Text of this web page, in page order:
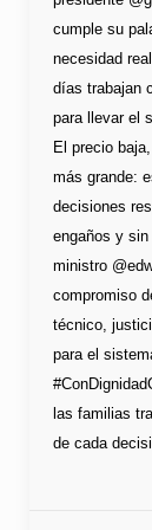
cumple su
necesidad
días trabajan
para llevar el
El precio
más grande:
decisiones
engaños y sin
ministro
compromiso
técnico,
para el
las familias
de cada